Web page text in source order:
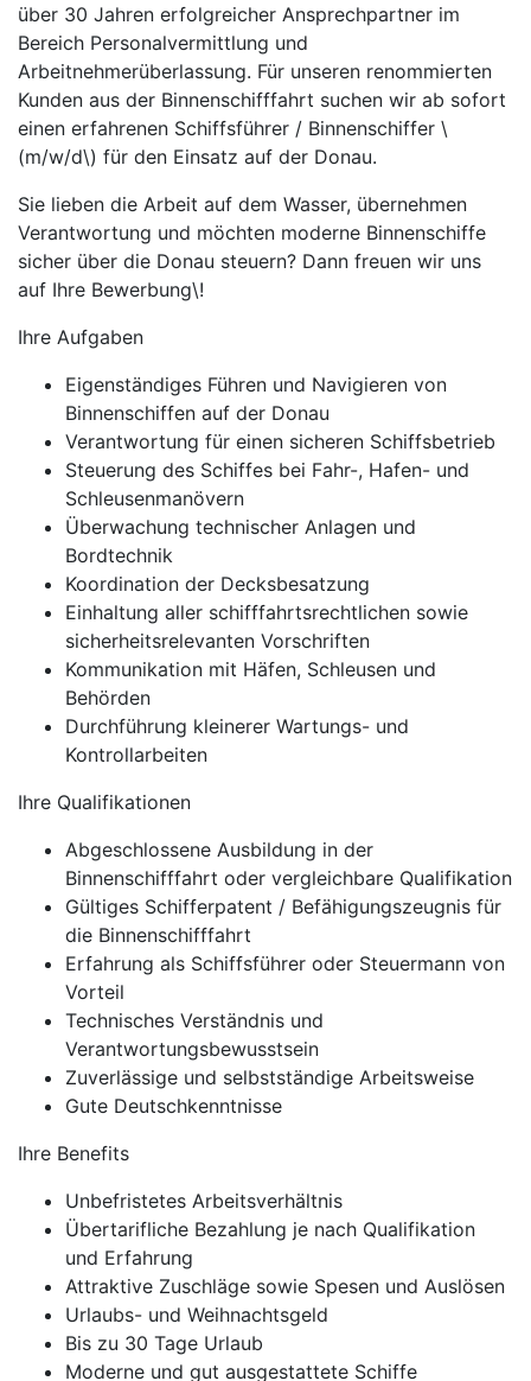
über 30 Jahren erfolgreicher Ansprechpartner im
Bereich Personalvermittlung und
Arbeitnehmerüberlassung. Für unseren renommierten
Kunden aus der Binnenschifffahrt suchen wir ab sofort
einen erfahrenen Schiffsführer / Binnenschiffer \
(m/w/d\) für den Einsatz auf der Donau.
Sie lieben die Arbeit auf dem Wasser, übernehmen
Verantwortung und möchten moderne Binnenschiffe
sicher über die Donau steuern? Dann freuen wir uns
auf Ihre Bewerbung\!
Ihre Aufgaben
Eigenständiges Führen und Navigieren von
Binnenschiffen auf der Donau
Verantwortung für einen sicheren Schiffsbetrieb
Steuerung des Schiffes bei Fahr-, Hafen- und
Schleusenmanövern
Überwachung technischer Anlagen und
Bordtechnik
Koordination der Decksbesatzung
Einhaltung aller schifffahrtsrechtlichen sowie
sicherheitsrelevanten Vorschriften
Kommunikation mit Häfen, Schleusen und
Behörden
Durchführung kleinerer Wartungs- und
Kontrollarbeiten
Ihre Qualifikationen
Abgeschlossene Ausbildung in der
Binnenschifffahrt oder vergleichbare Qualifikation
Gültiges Schifferpatent / Befähigungszeugnis für
die Binnenschifffahrt
Erfahrung als Schiffsführer oder Steuermann von
Vorteil
Technisches Verständnis und
Verantwortungsbewusstsein
Zuverlässige und selbstständige Arbeitsweise
Gute Deutschkenntnisse
Ihre Benefits
Unbefristetes Arbeitsverhältnis
Übertarifliche Bezahlung je nach Qualifikation
und Erfahrung
Attraktive Zuschläge sowie Spesen und Auslösen
Urlaubs- und Weihnachtsgeld
Bis zu 30 Tage Urlaub
Moderne und gut ausgestattete Schiffe